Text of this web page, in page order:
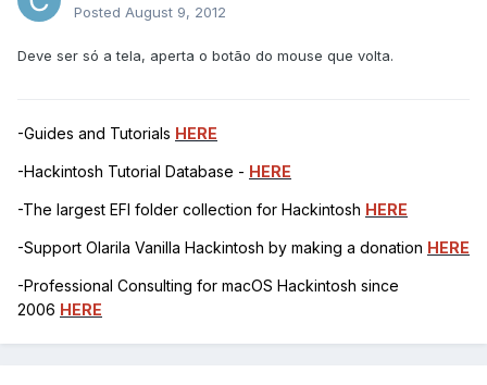
Posted August 9, 2012
Deve ser só a tela, aperta o botão do mouse que volta.
-Guides and Tutorials HERE
-Hackintosh Tutorial Database - HERE
-The largest EFI folder collection for Hackintosh HERE
-Support Olarila Vanilla Hackintosh by making a donation HERE
-Professional Consulting for macOS Hackintosh since
2006 HERE